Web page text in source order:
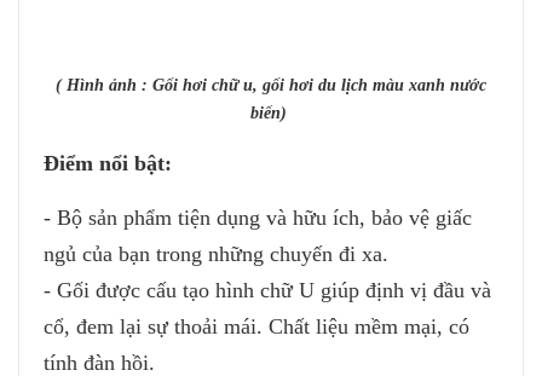
( Hình ảnh : Gối hơi chữ u, gối hơi du lịch màu xanh nước
biển)
Điểm nổi bật:
- Bộ sản phẩm tiện dụng và hữu ích, bảo vệ giấc
ngủ của bạn trong những chuyến đi xa.
- Gối được cấu tạo hình chữ U giúp định vị đầu và
cổ, đem lại sự thoải mái. Chất liệu mềm mại, có
tính đàn hồi.